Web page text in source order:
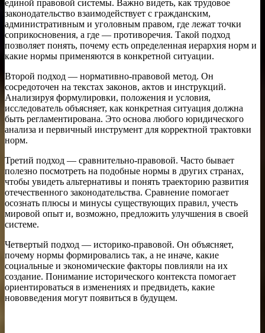
единой правовой системы. Важно видеть, как трудовое
законодательство взаимодействует с гражданским,
административным и уголовным правом, где лежат точки
соприкосновения, а где — противоречия. Такой подход
позволяет понять, почему есть определенная иерархия норм и
какие нормы применяются в конкретной ситуации.
Второй подход — нормативно-правовой метод. Он
сосредоточен на текстах законов, актов и инструкций.
Анализируя формулировки, положения и условия,
исследователь объясняет, как конкретная ситуация должна
быть регламентирована. Это основа любого юридического
анализа и первичный инструмент для корректной трактовки
норм.
Третий подход — сравнительно-правовой. Часто бывает
полезно посмотреть на подобные нормы в других странах,
чтобы увидеть альтернативы и понять траекторию развития
отечественного законодательства. Сравнение помогает
осознать плюсы и минусы существующих правил, учесть
мировой опыт и, возможно, предложить улучшения в своей
системе.
Четвертый подход — историко-правовой. Он объясняет,
почему нормы формировались так, а не иначе, какие
социальные и экономические факторы повлияли на их
создание. Понимание исторического контекста помогает
ориентироваться в изменениях и предвидеть, какие
нововведения могут появиться в будущем.